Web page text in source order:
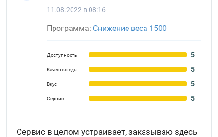
11.08.2022 в 08:16
Программа: Снижение веса 1500
Доступность 5
Качество еды 5
Вкус 5
Сервис 5
Сервис в целом устраивает, заказываю здесь